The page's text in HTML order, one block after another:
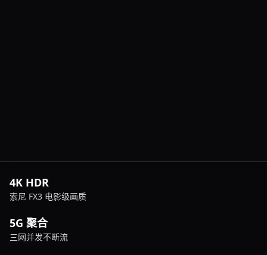
4K HDR
索尼 FX3 电影级画质
5G 聚合
三网并发不断流